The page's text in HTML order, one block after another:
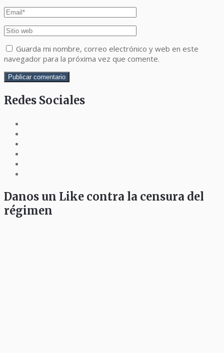
Guarda mi nombre, correo electrónico y web en este
navegador para la próxima vez que comente.
Redes Sociales
Danos un Like contra la censura del
régimen